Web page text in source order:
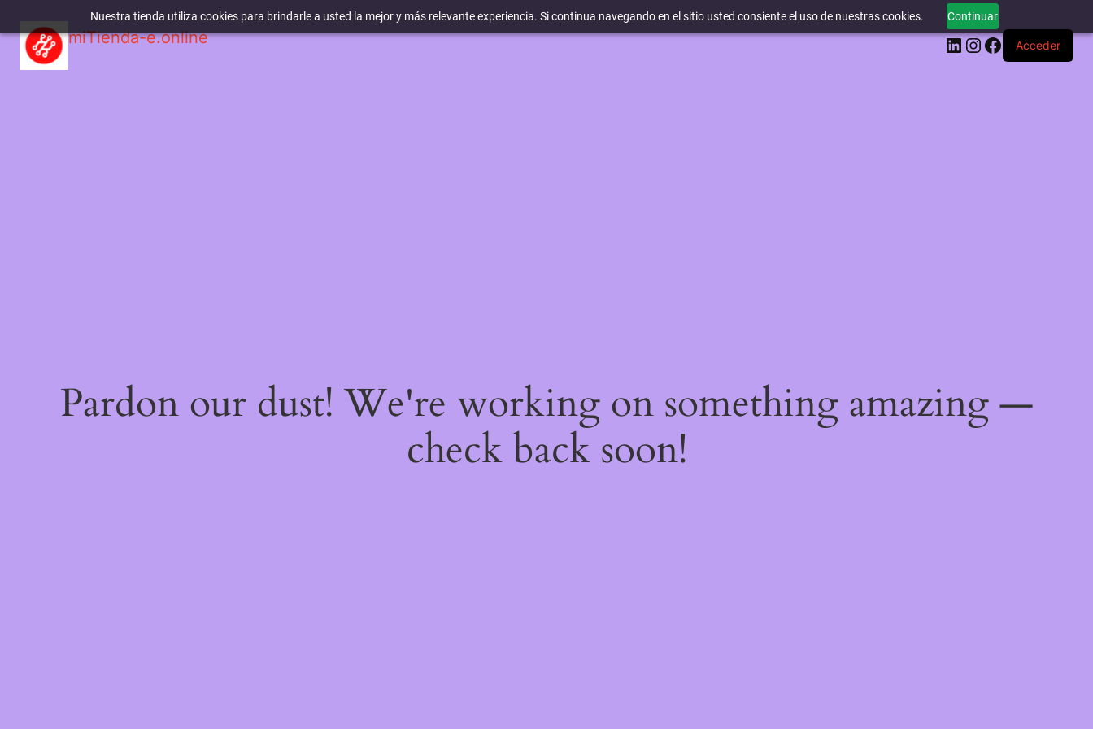
Nuestra tienda utiliza cookies para brindarle a usted la mejor y más relevante experiencia. Si continua navegando en el sitio usted consiente el uso de nuestras cookies. Continuar
miTienda-e.online LinkedIn
Instagram
Facebook
Acceder
Pardon our dust! We're working on something amazing —
check back soon!